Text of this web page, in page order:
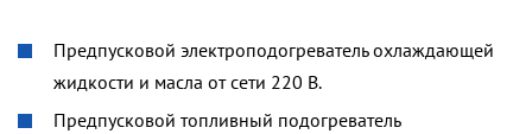
Предпусковой электроподогреватель охлаждающей
жидкости и масла от сети 220 В.
Предпусковой топливный подогреватель